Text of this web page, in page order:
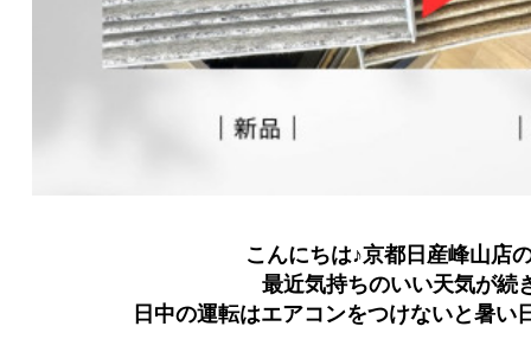
こんにちは♪京都日産峰山店
最近気持ちのいい天気が続
日中の運転はエアコンをつけないと暑い